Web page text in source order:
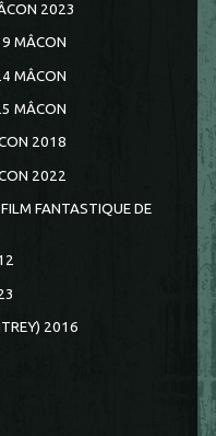
2023
MÂCON
MÂCON
MÂCON
2018
2022
FANTASTIQUE DE
2016